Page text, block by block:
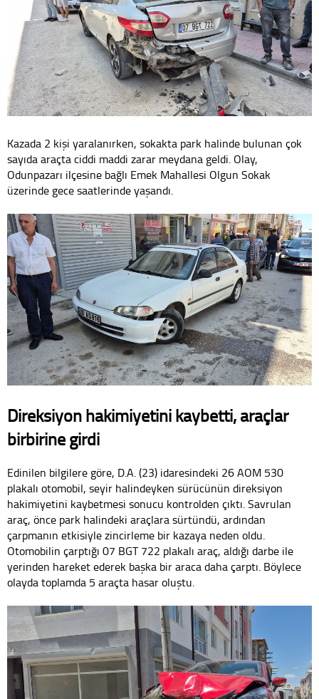
Kazada 2 kişi yaralanırken, sokakta park halinde bulunan çok
sayıda araçta ciddi maddi zarar meydana geldi. Olay,
Odunpazarı ilçesine bağlı Emek Mahallesi Olgun Sokak
üzerinde gece saatlerinde yaşandı.
Direksiyon hakimiyetini kaybetti, araçlar
birbirine girdi
Edinilen bilgilere göre, D.A. (23) idaresindeki 26 AOM 530
plakalı otomobil, seyir halindeyken sürücünün direksiyon
hakimiyetini kaybetmesi sonucu kontrolden çıktı. Savrulan
araç, önce park halindeki araçlara sürtündü, ardından
çarpmanın etkisiyle zincirleme bir kazaya neden oldu.
Otomobilin çarptığı 07 BGT 722 plakalı araç, aldığı darbe ile
yerinden hareket ederek başka bir araca daha çarptı. Böylece
olayda toplamda 5 araçta hasar oluştu.